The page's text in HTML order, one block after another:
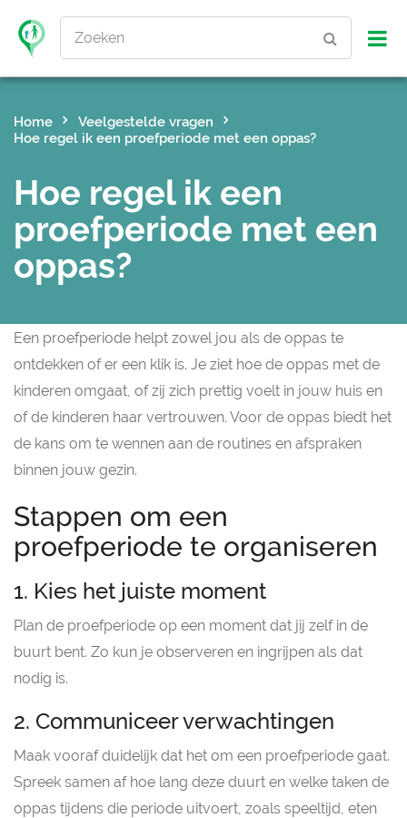
Zoeken
Home
Veelgestelde vragen
Hoe regel ik een proefperiode met een oppas?
Hoe regel ik een
proefperiode met een
oppas?
Een proefperiode helpt zowel jou als de oppas te
ontdekken of er een klik is. Je ziet hoe de oppas met de
kinderen omgaat, of zij zich prettig voelt in jouw huis en
of de kinderen haar vertrouwen. Voor de oppas biedt het
de kans om te wennen aan de routines en afspraken
binnen jouw gezin.
Stappen om een
proefperiode te organiseren
1. Kies het juiste moment
Plan de proefperiode op een moment dat jij zelf in de
buurt bent. Zo kun je observeren en ingrijpen als dat
nodig is.
2. Communiceer verwachtingen
Maak vooraf duidelijk dat het om een proefperiode gaat.
Spreek samen af hoe lang deze duurt en welke taken de
oppas tijdens die periode uitvoert, zoals speeltijd, eten